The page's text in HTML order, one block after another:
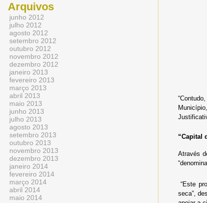
“Capital
Através
“Este
seca”,
Arquivos
junho 2012
julho 2012
agosto 2012
setembro 2012
outubro 2012
novembro 2012
dezembro 2012
janeiro 2013
fevereiro 2013
março 2013
abril 2013
maio 2013
junho 2013
julho 2013
agosto 2013
setembro 2013
outubro 2013
novembro 2013
dezembro 2013
janeiro 2014
fevereiro 2014
março 2014
abril 2014
maio 2014